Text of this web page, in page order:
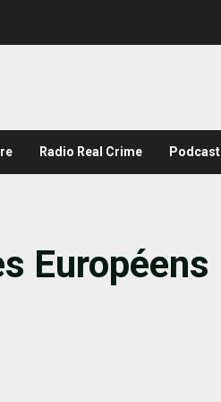
Radio Real Crime Podcast
Européens